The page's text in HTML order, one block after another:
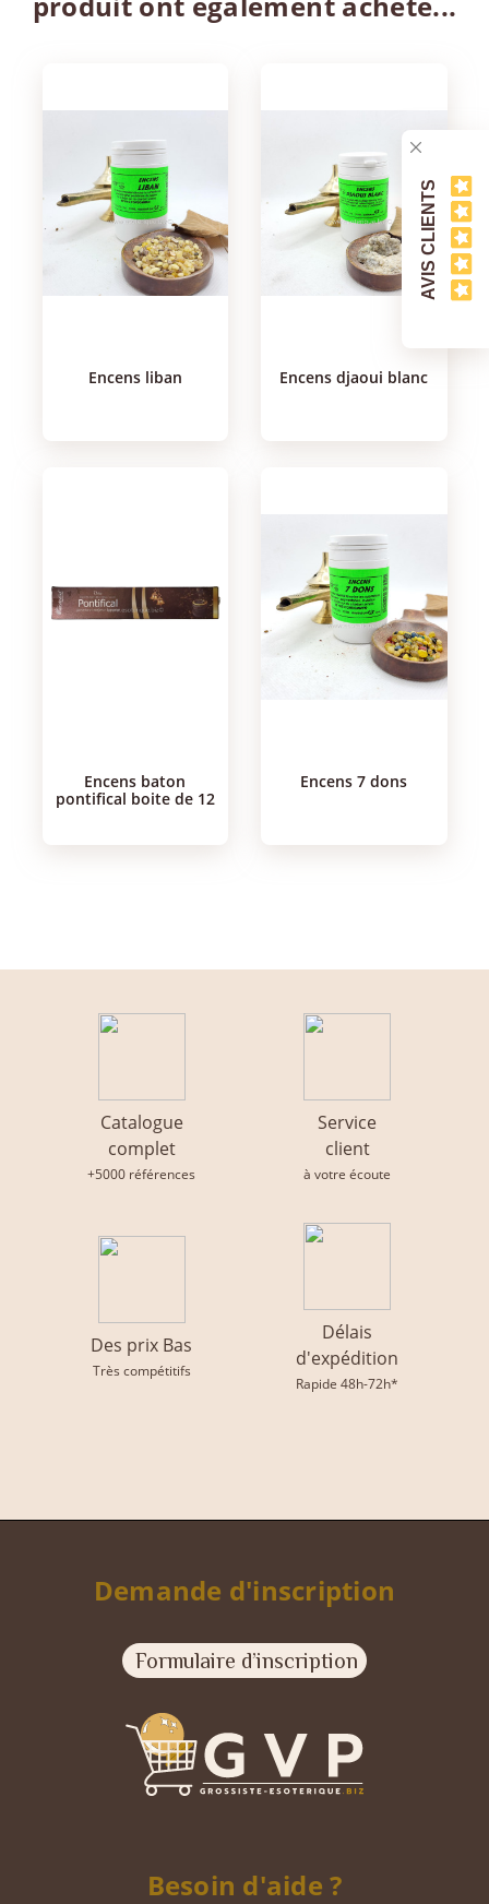
encens liban encens djaoui blanc
encens baton
pontifical boite de 12
encens 7 dons
Catalogue
complet
+5000 références
Service
client
à votre écoute
Des prix Bas
Très compétitifs
Délais
d'expédition
Rapide 48h-72h*
Demande d'inscription
Formulaire d’inscription
Besoin d'aide ?
AVIS CLIENTS